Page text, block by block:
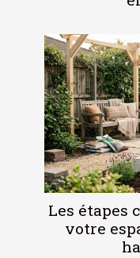
Les étapes
votre